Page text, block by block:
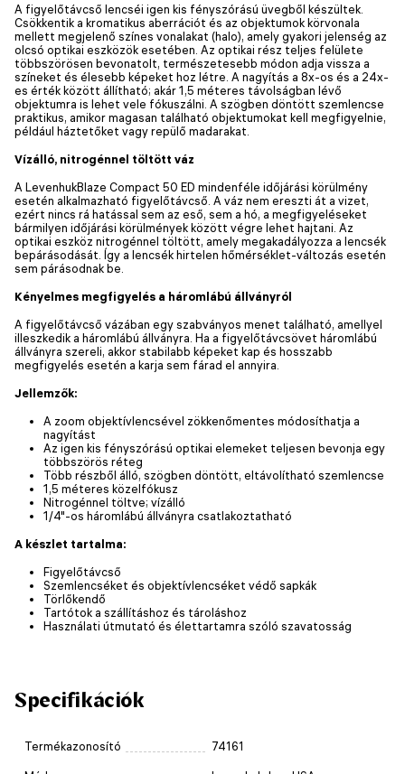
A figyelőtávcső lencséi igen kis fényszórású üvegből készültek.
Csökkentik a kromatikus aberrációt és az objektumok körvonala
mellett megjelenő színes vonalakat (halo), amely gyakori jelenség az
olcsó optikai eszközök esetében. Az optikai rész teljes felülete
többszörösen bevonatolt, természetesebb módon adja vissza a
színeket és élesebb képeket hoz létre. A nagyítás a 8x-os és a 24x-
es érték között állítható; akár 1,5 méteres távolságban lévő
objektumra is lehet vele fókuszálni. A szögben döntött szemlencse
praktikus, amikor magasan található objektumokat kell megfigyelnie,
például háztetőket vagy repülő madarakat.
Vízálló, nitrogénnel töltött váz
A LevenhukBlaze Compact 50 ED mindenféle időjárási körülmény
esetén alkalmazható figyelőtávcső. A váz nem ereszti át a vizet,
ezért nincs rá hatással sem az eső, sem a hó, a megfigyeléseket
bármilyen időjárási körülmények között végre lehet hajtani. Az
optikai eszköz nitrogénnel töltött, amely megakadályozza a lencsék
bepárásodását. Így a lencsék hirtelen hőmérséklet-változás esetén
sem párásodnak be.
Kényelmes megfigyelés a háromlábú állványról
A figyelőtávcső vázában egy szabványos menet található, amellyel
illeszkedik a háromlábú állványra. Ha a figyelőtávcsövet háromlábú
állványra szereli, akkor stabilabb képeket kap és hosszabb
megfigyelés esetén a karja sem fárad el annyira.
Jellemzők:
A zoom objektívlencsével zökkenőmentes módosíthatja a
nagyítást
Az igen kis fényszórású optikai elemeket teljesen bevonja egy
többszörös réteg
Több részből álló, szögben döntött, eltávolítható szemlencse
1,5 méteres közelfókusz
Nitrogénnel töltve; vízálló
1/4"-os háromlábú állványra csatlakoztatható
A készlet tartalma:
Figyelőtávcső
Szemlencséket és objektívlencséket védő sapkák
Törlőkendő
Tartótok a szállításhoz és tároláshoz
Használati útmutató és élettartamra szóló szavatosság
Specifikációk
Termékazonosító 74161